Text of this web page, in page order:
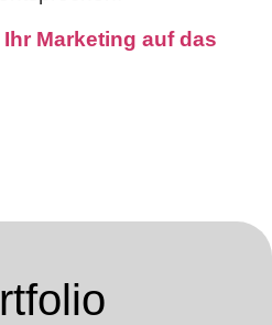
Marketing auf das